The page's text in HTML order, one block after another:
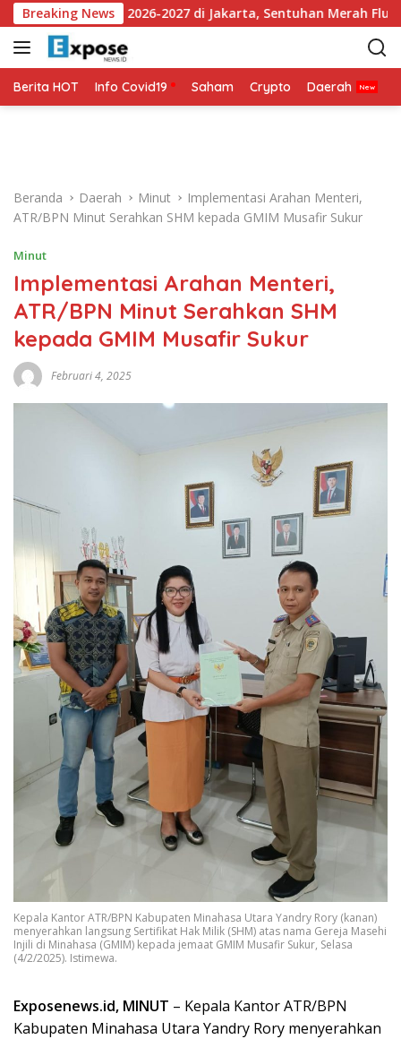
a
g
u
Breaking News
Ketiga 2026-2027 di Jakarta, Sentuhan Merah Fluoresen
Berita HOT Info Covid19 Saham Crypto Daerah
Beranda Daerah Minut
Implementasi Arahan Menteri,
ATR/BPN Minut Serahkan SHM kepada GMIM Musafir Sukur
Minut
Implementasi Arahan Menteri,
ATR/BPN Minut Serahkan SHM
kepada GMIM Musafir Sukur
Februari 4, 2025
Kepala Kantor ATR/BPN Kabupaten Minahasa Utara Yandry Rory (kanan)
menyerahkan langsung Sertifikat Hak Milik (SHM) atas nama Gereja Masehi
Injili di Minahasa (GMIM) kepada jemaat GMIM Musafir Sukur, Selasa
(4/2/2025). Istimewa.
Exposenews.id, MINUT – Kepala Kantor ATR/BPN
Kabupaten Minahasa Utara Yandry Rory menyerahkan